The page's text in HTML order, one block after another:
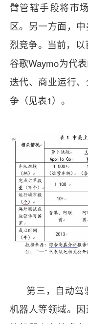
臂管辖手段将市
区。另一方面，
烈竞争。当前，
谷歌Waymo为代
迭代、商业运行
争（见表1）。
第三，自动驾
机器人等领域。